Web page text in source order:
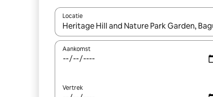
Locatie
Wanneer er suggesties beschikbaar zijn, maak
Aankomst
Vertrek